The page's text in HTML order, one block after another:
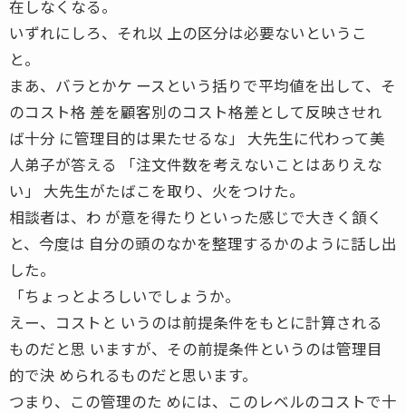
在しなくなる。
いずれにしろ、それ以 上の区分は必要ないというこ
と。
まあ、バラとかケ ースという括りで平均値を出して、そ
のコスト格 差を顧客別のコスト格差として反映させれ
ば十分 に管理目的は果たせるな」 大先生に代わって美
人弟子が答える 「注文件数を考えないことはありえな
い」 大先生がたばこを取り、火をつけた。
相談者は、わ が意を得たりといった感じで大きく頷く
と、今度は 自分の頭のなかを整理するかのように話し出
した。
「ちょっとよろしいでしょうか。
えー、コストと いうのは前提条件をもとに計算される
ものだと思 いますが、その前提条件というのは管理目
的で決 められるものだと思います。
つまり、この管理のた めには、このレベルのコストで十